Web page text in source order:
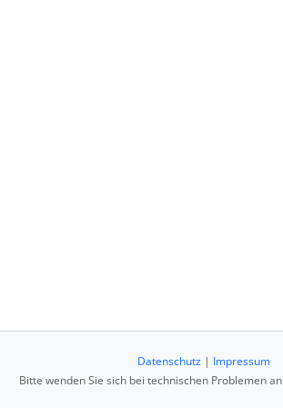
Datenschutz | Impressum
Bitte wenden Sie sich bei technischen Problemen an